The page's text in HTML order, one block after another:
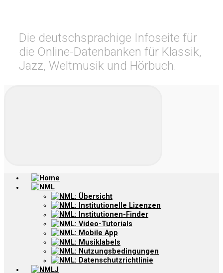
Die deutschsprachige Infoseite für
die Online-Datenbanken für Klassik,
Jazz, Weltmusik und Hörbuch.
Home
NML
NML: Übersicht
NML: Institutionelle Lizenzen
NML: Institutionen-Finder
NML: Video-Tutorials
NML: Mobile App
NML: Musiklabels
NML: Nutzungsbedingungen
NML: Datenschutzrichtlinie
NMLJ